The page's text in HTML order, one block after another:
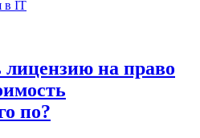
в IT
на право
по?